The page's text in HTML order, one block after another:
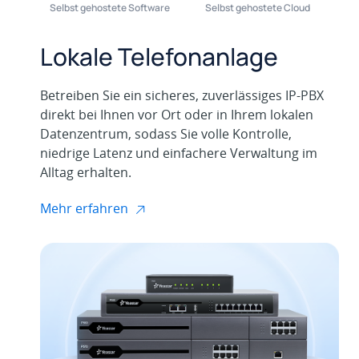
Selbst gehostete Software Selbst gehostete Cloud
Lokale Telefonanlage
Betreiben Sie ein sicheres, zuverlässiges IP-PBX
direkt bei Ihnen vor Ort oder in Ihrem lokalen
Datenzentrum, sodass Sie volle Kontrolle,
niedrige Latenz und einfachere Verwaltung im
Alltag erhalten.
Mehr erfahren